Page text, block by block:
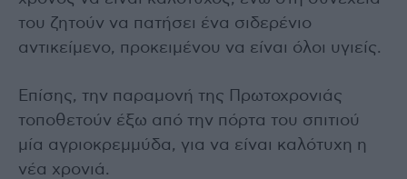
του ζητούν να πατήσει ένα σιδερένιο
αντικείμενο, προκειμένου να είναι όλοι υγιείς.
Επίσης, την παραμονή της Πρωτοχρονιάς
τοποθετούν έξω από την πόρτα του σπιτιού
μία αγριοκρεμμύδα, για να είναι καλότυχη η
νέα χρονιά.